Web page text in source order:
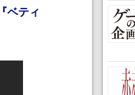
『ベティ